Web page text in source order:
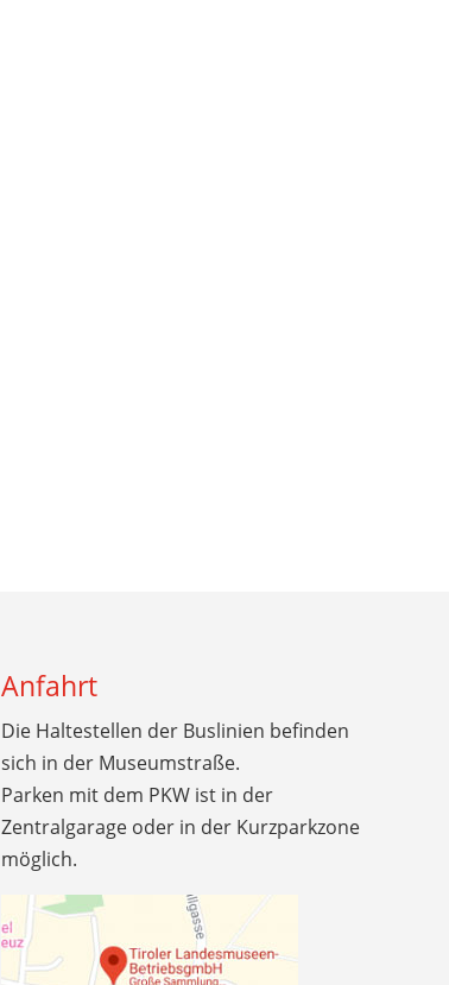
Anfahrt
Die Haltestellen der Buslinien befinden
sich in der Museumstraße.
Parken mit dem PKW ist in der
Zentralgarage oder in der Kurzparkzone
möglich.